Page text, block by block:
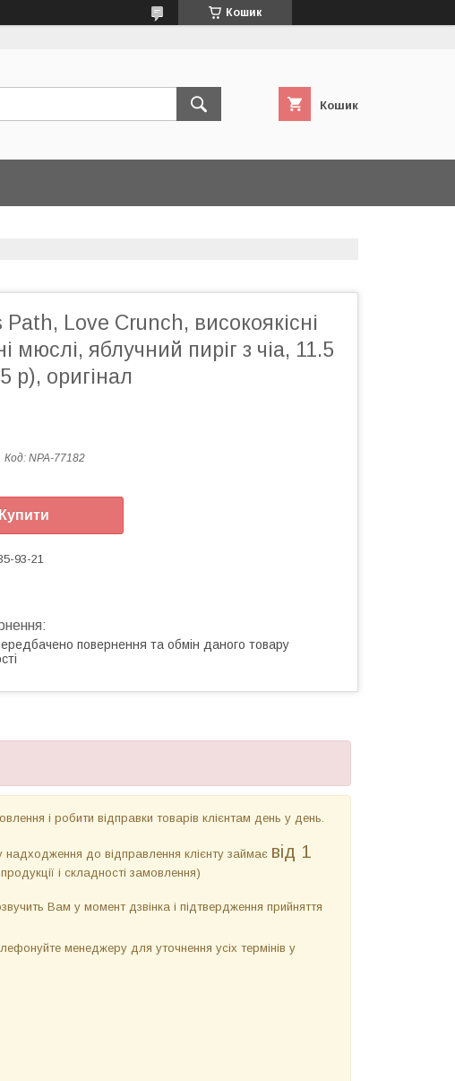
Кошик
Кошик
Love Crunch, високоякісні
мюслі, яблучний пиріг з чіа, 11.5
р), оригінал
Код: NPA-77182
Купити
93-21
повернення та обмін даного товару
і робити відправки товарів клієнтам день у день.
до відправлення клієнту займає від 1
і складності замовлення)
Вам у момент дзвінка і підтвердження прийняття
менеджеру для уточнення усіх термінів у